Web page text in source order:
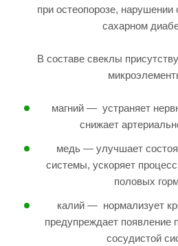
при остеопорозе,
сахарном
В составе свеклы
магний — устраняет
снижает
медь — улучшает
системы, ускоряет
половых
калий — нормализует
предупреждает появление
сосудистой